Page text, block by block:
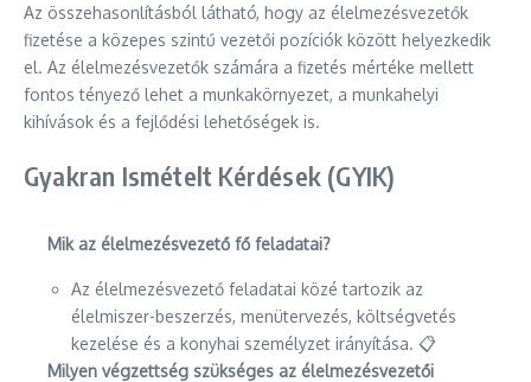
Az összehasonlításból látható, hogy az élelmezésvezetők
fizetése a közepes szintű vezetői pozíciók között helyezkedik
el. Az élelmezésvezetők számára a fizetés mértéke mellett
fontos tényező lehet a munkakörnyezet, a munkahelyi
kihívások és a fejlődési lehetőségek is.
Gyakran Ismételt Kérdések (GYIK)
Mik az élelmezésvezető fő feladatai?
Az élelmezésvezető feladatai közé tartozik az
élelmiszer-beszerzés, menütervezés, költségvetés
kezelése és a konyhai személyzet irányítása. 📋
Milyen végzettség szükséges az élelmezésvezetői